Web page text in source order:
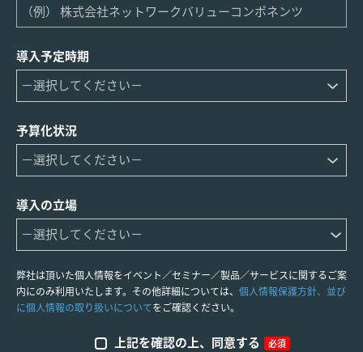
導入予定時期
予算化状況
導入の立場
弊社は頂いた個人情報をイベント／セミナー／製品／サービスに関するご案
内にのみ利用いたします。その他詳細については、 個人情報保護方針、並び
に個人情報の取り扱いについてをご確認ください。
上記を確認の上、同意する 必須